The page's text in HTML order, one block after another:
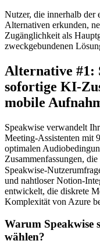
Nutzer, die innerhalb der
Alternativen erkunden,
Zugänglichkeit als
zweckgebundenen
Alternative #1:
sofortige KI-
mobile
Speakwise verwandelt
Meeting-Assistenten mit
optimalen
Zusammenfassungen,
Speakwise-
und nahtloser Notion-
entwickelt, die diskrete
Komplexität von Azure
Warum Speakwise
wählen?